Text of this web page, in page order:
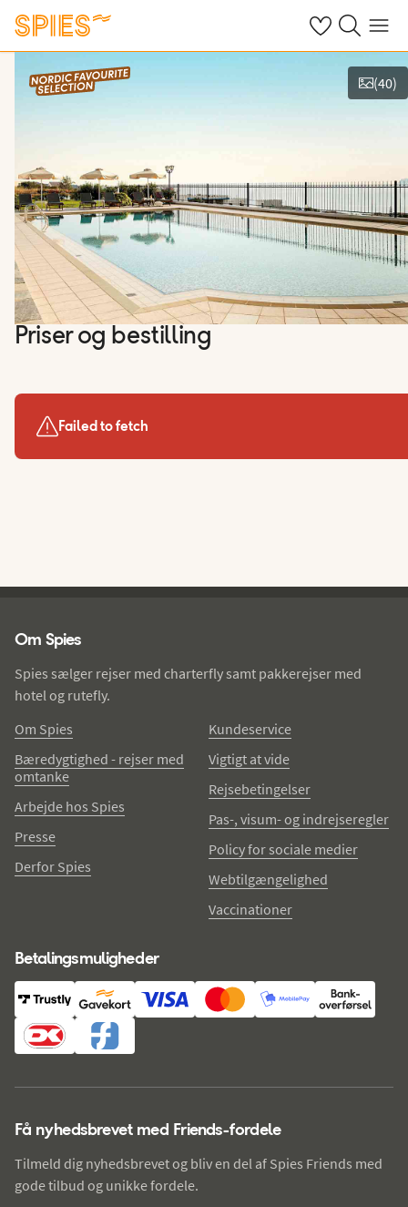
Se dine gemte
Søg påMenu
Vis billeder
(40)
Priser og bestilling
Failed to fetch
Om Spies
Spies sælger rejser med charterfly samt pakkerejser med
hotel og rutefly.
Om Spies
Bæredygtighed - rejser med
omtanke
Arbejde hos Spies
Presse
Derfor Spies
Kundeservice
Vigtigt at vide
Rejsebetingelser
Pas-, visum- og indrejseregler
Policy for sociale medier
Webtilgængelighed
Vaccinationer
Betalingsmuligheder
Få nyhedsbrevet med Friends-fordele
Tilmeld dig nyhedsbrevet og bliv en del af Spies Friends med
gode tilbud og unikke fordele.